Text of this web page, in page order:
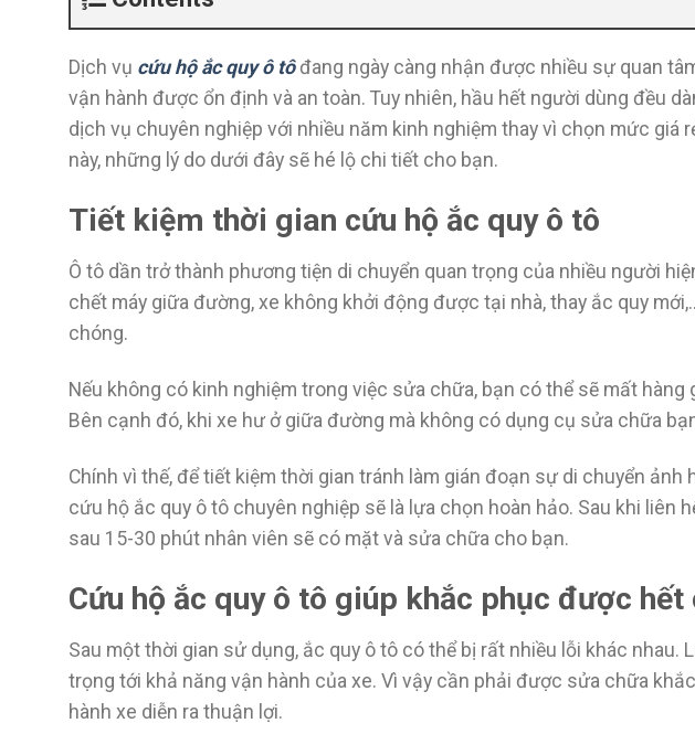
Dịch vụ cứu hộ ắc quy ô tôđang ngày càng nhận được nhiều sự quan
vận hành được ổn định và an toàn. Tuy nhiên, hầu hết người dùng đều
dịch vụ chuyên nghiệp với nhiều năm kinh nghiệm thay vì chọn mức giá
này, những lý do dưới đây sẽ hé lộ chi tiết cho bạn.
Tiết kiệm thời gian cứu hộ ắc quy ô tô
Ô tô dần trở thành phương tiện di chuyển quan trọng của nhiều người
chết máy giữa đường, xe không khởi động được tại nhà, thay ắc quy
chóng.
Nếu không có kinh nghiệm trong việc sửa chữa, bạn có thể sẽ mất
Bên cạnh đó, khi xe hư ở giữa đường mà không có dụng cụ sửa chữa
Chính vì thế, để tiết kiệm thời gian tránh làm gián đoạn sự di chuyển
cứu hộ ắc quy ô tô chuyên nghiệp sẽ là lựa chọn hoàn hảo. Sau khi liên
sau 15-30 phút nhân viên sẽ có mặt và sửa chữa cho bạn.
Cứu hộ ắc quy ô tô giúp khắc phục được
Sau một thời gian sử dụng, ắc quy ô tô có thể bị rất nhiều lỗi khác nhau.
trọng tới khả năng vận hành của xe. Vì vậy cần phải được sửa chữa
hành xe diễn ra thuận lợi.